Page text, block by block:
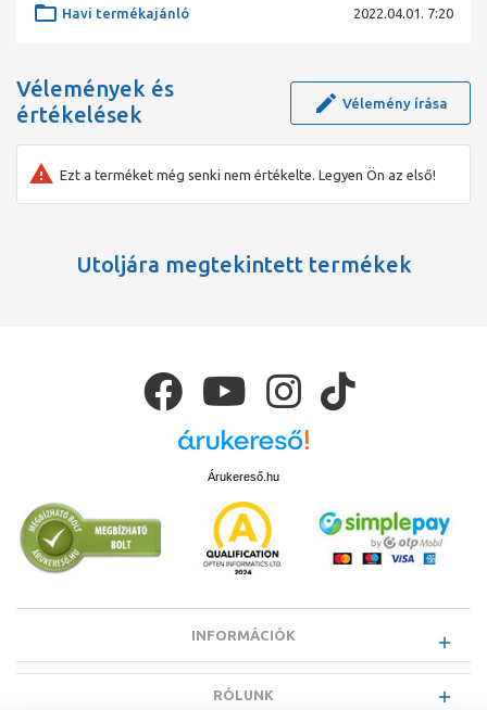
Havi termékajánló 2022.04.01. 7:20
Vélemények és
értékelések
Vélemény írása
Ezt a terméket még senki nem értékelte. Legyen Ön az első!
Utoljára megtekintett termékek
Árukereső.hu
INFORMÁCIÓK
RÓLUNK